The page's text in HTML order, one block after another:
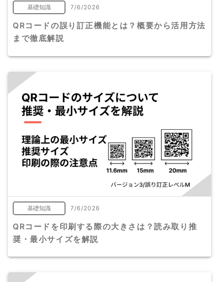
基礎知識 7/6/2026
QRコードの誤り訂正機能とは？概要から活用方法
まで徹底解説
基礎知識 7/6/2026
QRコードを印刷する際の大きさは？読み取り推
奨・最小サイズを解説